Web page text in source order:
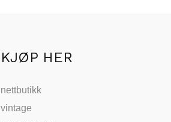
KJØP HER
nettbutikk
vintage